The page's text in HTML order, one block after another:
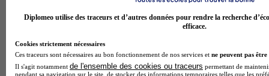
MBA International Business
BTS Sam
BTS Esf
Licence Science de l education
BTS Pi
Diplomeo utilise des traceurs et d’autres données pour rendre la recherche
efficace.
Cookies strictement nécessaires
Ces traceurs sont nécessaires au bon fonctionnement de nos services et ne peuvent pas être
Il s'agit notamment de l'ensemble des cookies ou traceurs permettant de
pendant sa navigation sur le site, de stocker des informations temporaires telles que les